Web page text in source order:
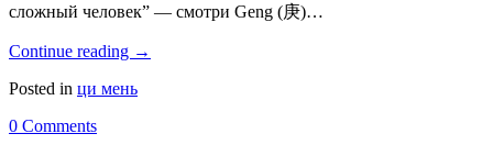
сложный человек” — смотри Geng (庚)…
Continue reading →
Posted in ци мень
0 Comments